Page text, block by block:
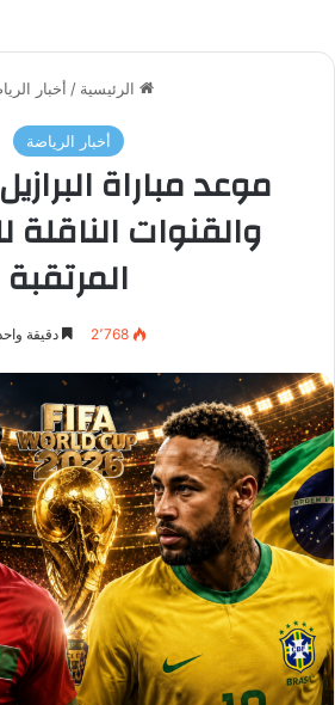
الرئيسية / أخبار
أخبار الرياضة
موعد مباراة
والقنوات
المرتقبة
2٬768 دقيقة